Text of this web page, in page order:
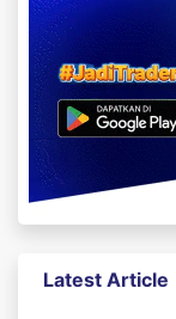
Latest Article